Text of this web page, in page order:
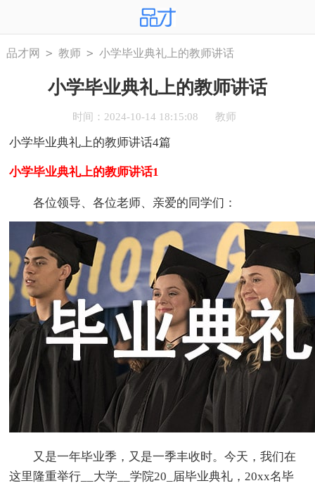
品才网 > 教师 > 小学毕业典礼上的教师讲话
小学毕业典礼上的教师讲话
时间：2024-10-14 18:15:08 教师
小学毕业典礼上的教师讲话4篇
小学毕业典礼上的教师讲话1
各位领导、各位老师、亲爱的同学们：
又是一年毕业季，又是一季丰收时。今天，我们在
这里隆重举行__大学__学院20_届毕业典礼，20xx名毕